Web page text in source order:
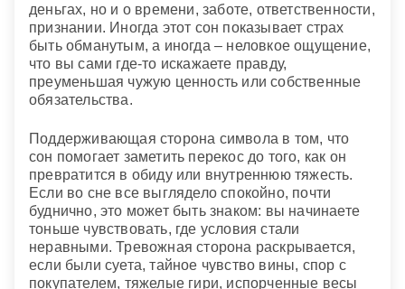
деньгах, но и о времени, заботе, ответственности,
признании. Иногда этот сон показывает страх
быть обманутым, а иногда – неловкое ощущение,
что вы сами где-то искажаете правду,
преуменьшая чужую ценность или собственные
обязательства.
Поддерживающая сторона символа в том, что
сон помогает заметить перекос до того, как он
превратится в обиду или внутреннюю тяжесть.
Если во сне все выглядело спокойно, почти
буднично, это может быть знаком: вы начинаете
тоньше чувствовать, где условия стали
неравными. Тревожная сторона раскрывается,
если были суета, тайное чувство вины, спор с
покупателем, тяжелые гири, испорченные весы